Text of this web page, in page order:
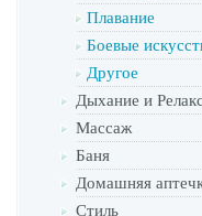
Плавание
Боевые
Другое
Дыхание и
Массаж
Баня
Домашняя
Стиль